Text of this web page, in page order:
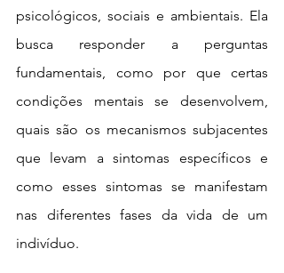
psicológicos, sociais e ambientais. Ela
busca responder a perguntas
fundamentais, como por que certas
condições mentais se desenvolvem,
quais são os mecanismos subjacentes
que levam a sintomas específicos e
como esses sintomas se manifestam
nas diferentes fases da vida de um
indivíduo.